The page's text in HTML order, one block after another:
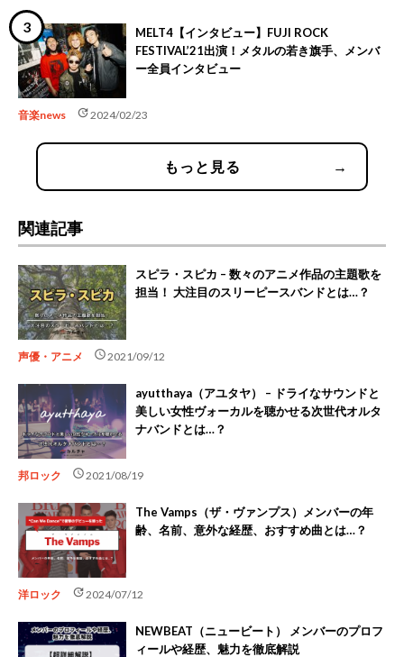
MELT4【インタビュー】FUJI ROCK
FESTIVAL’21出演！メタルの若き旗手、メンバ
ー全員インタビュー
音楽news update2024/02/23
もっと見る →
関連記事
スピラ・スピカ – 数々のアニメ作品の主題歌を
担当！ 大注目のスリーピースバンドとは…？
声優・アニメ schedule2021/09/12
ayutthaya（アユタヤ） – ドライなサウンドと
美しい女性ヴォーカルを聴かせる次世代オルタ
ナバンドとは…？
邦ロック schedule2021/08/19
The Vamps（ザ・ヴァンプス）メンバーの年
齢、名前、意外な経歴、おすすめ曲とは…？
洋ロック update2024/07/12
NEWBEAT（ニュービート） メンバーのプロフ
ィールや経歴、魅力を徹底解説